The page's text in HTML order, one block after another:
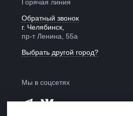
Горячая линия
Обратный звонок
г. Челябинск,
пр-т Ленина, 55а
Выбрать другой город?
Мы в соцсетях